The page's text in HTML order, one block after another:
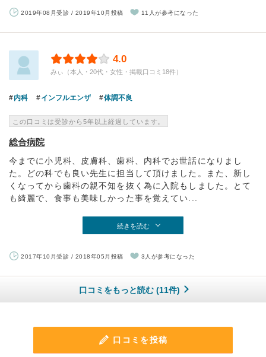
2019年08月受診 / 2019年10月投稿 11人が参考になった
4.0
みぃ（本人・20代・女性・掲載口コミ18件）
内科 インフルエンザ 体調不良
この口コミは受診から5年以上経過しています。
総合病院
今までに小児科、皮膚科、歯科、内科でお世話になりまし
た。どの科でも良い先生に担当して頂けました。また、新し
くなってから歯科の親不知を抜く為に入院もしました。とて
も綺麗で、食事も美味しかった事を覚えてい...
続きを読む
2017年10月受診 / 2018年05月投稿 3人が参考になった
口コミをもっと読む (11件)
口コミを投稿